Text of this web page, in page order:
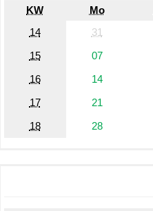
KW Mo
14
31
15
07
16
14
17
21
18
28